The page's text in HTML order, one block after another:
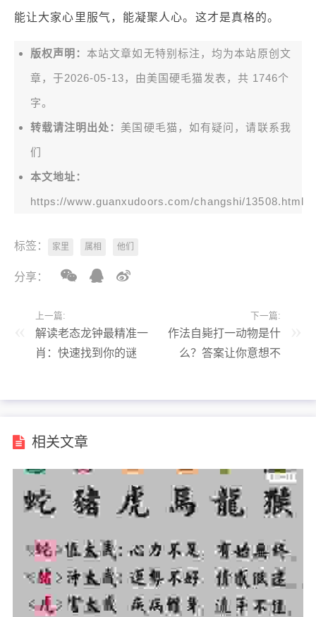
能让大家心里服气，能凝聚人心。这才是真格的。
版权声明： 本站文章如无特别标注，均为本站原创文
章，于2026-05-13，由美国硬毛猫 发表，共 1746个
字。
转载请注明出处： 美国硬毛猫，如有疑问，请联系我
们
本文地址：
https://www.guanxudoors.com/changshi/13508.html
标签： 家里 属相 他们
分享：
上一篇:
解读老态龙钟最精准一
肖：快速找到你的谜
下一篇:
作法自毙打一动物是什
么？答案让你意想不
相关文章